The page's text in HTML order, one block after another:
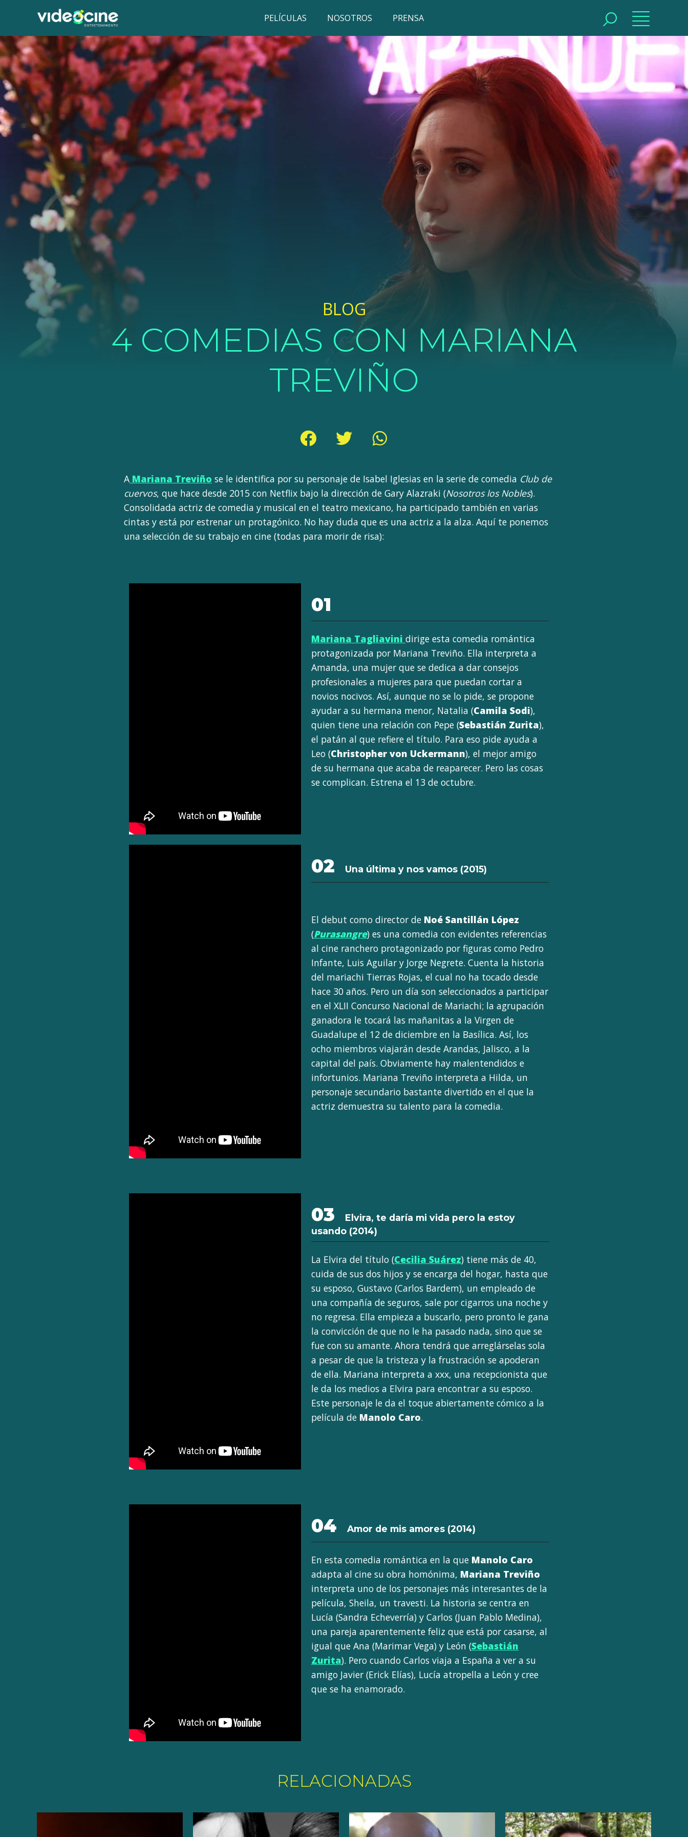
PELÍCULAS NOSOTROS PRENSA
BUSCAR
BLOG
4 COMEDIAS CON MARIANA
TREVIÑO
A Mariana Treviño se le identifica por su personaje de Isabel Iglesias en la serie de comedia Club de
cuervos, que hace desde 2015 con Netflix bajo la dirección de Gary Alazraki (Nosotros los Nobles).
Consolidada actriz de comedia y musical en el teatro mexicano, ha participado también en varias
cintas y está por estrenar un protagónico. No hay duda que es una actriz a la alza. Aquí te ponemos
una selección de su trabajo en cine (todas para morir de risa):
01
Mariana Tagliavini dirige esta comedia romántica
protagonizada por Mariana Treviño. Ella interpreta a
Amanda, una mujer que se dedica a dar consejos
profesionales a mujeres para que puedan cortar a
novios nocivos. Así, aunque no se lo pide, se propone
ayudar a su hermana menor, Natalia (Camila Sodi),
quien tiene una relación con Pepe (Sebastián Zurita),
el patán al que refiere el título. Para eso pide ayuda a
Leo (Christopher von Uckermann), el mejor amigo
de su hermana que acaba de reaparecer. Pero las cosas
se complican. Estrena el 13 de octubre.
02 Una última y nos vamos (2015)
El debut como director de Noé Santillán López
(Purasangre) es una comedia con evidentes referencias
al cine ranchero protagonizado por figuras como Pedro
Infante, Luis Aguilar y Jorge Negrete. Cuenta la historia
del mariachi Tierras Rojas, el cual no ha tocado desde
hace 30 años. Pero un día son seleccionados a participar
en el XLII Concurso Nacional de Mariachi; la agrupación
ganadora le tocará las mañanitas a la Virgen de
Guadalupe el 12 de diciembre en la Basílica. Así, los
ocho miembros viajarán desde Arandas, Jalisco, a la
capital del país. Obviamente hay malentendidos e
infortunios. Mariana Treviño interpreta a Hilda, un
personaje secundario bastante divertido en el que la
actriz demuestra su talento para la comedia.
03
Elvira, te daría mi vida pero la estoy
usando (2014)
La Elvira del título (Cecilia Suárez) tiene más de 40,
cuida de sus dos hijos y se encarga del hogar, hasta que
su esposo, Gustavo (Carlos Bardem), un empleado de
una compañía de seguros, sale por cigarros una noche y
no regresa. Ella empieza a buscarlo, pero pronto le gana
la convicción de que no le ha pasado nada, sino que se
fue con su amante. Ahora tendrá que arreglárselas sola
a pesar de que la tristeza y la frustración se apoderan
de ella. Mariana interpreta a xxx, una recepcionista que
le da los medios a Elvira para encontrar a su esposo.
Este personaje le da el toque abiertamente cómico a la
película de Manolo Caro.
04 Amor de mis amores (2014)
En esta comedia romántica en la que Manolo Caro
adapta al cine su obra homónima, Mariana Treviño
interpreta uno de los personajes más interesantes de la
película, Sheila, un travesti. La historia se centra en
Lucía (Sandra Echeverría) y Carlos (Juan Pablo Medina),
una pareja aparentemente feliz que está por casarse, al
igual que Ana (Marimar Vega) y León (Sebastián
Zurita). Pero cuando Carlos viaja a España a ver a su
amigo Javier (Erick Elías), Lucía atropella a León y cree
que se ha enamorado.
RELACIONADAS